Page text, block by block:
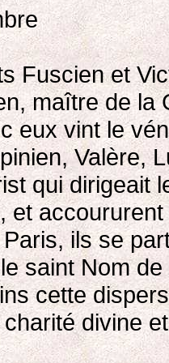
Fuscien et
maître de la
eux vint le
Valère,
qui dirigeait
et
ils se
saint Nom
cette
divine